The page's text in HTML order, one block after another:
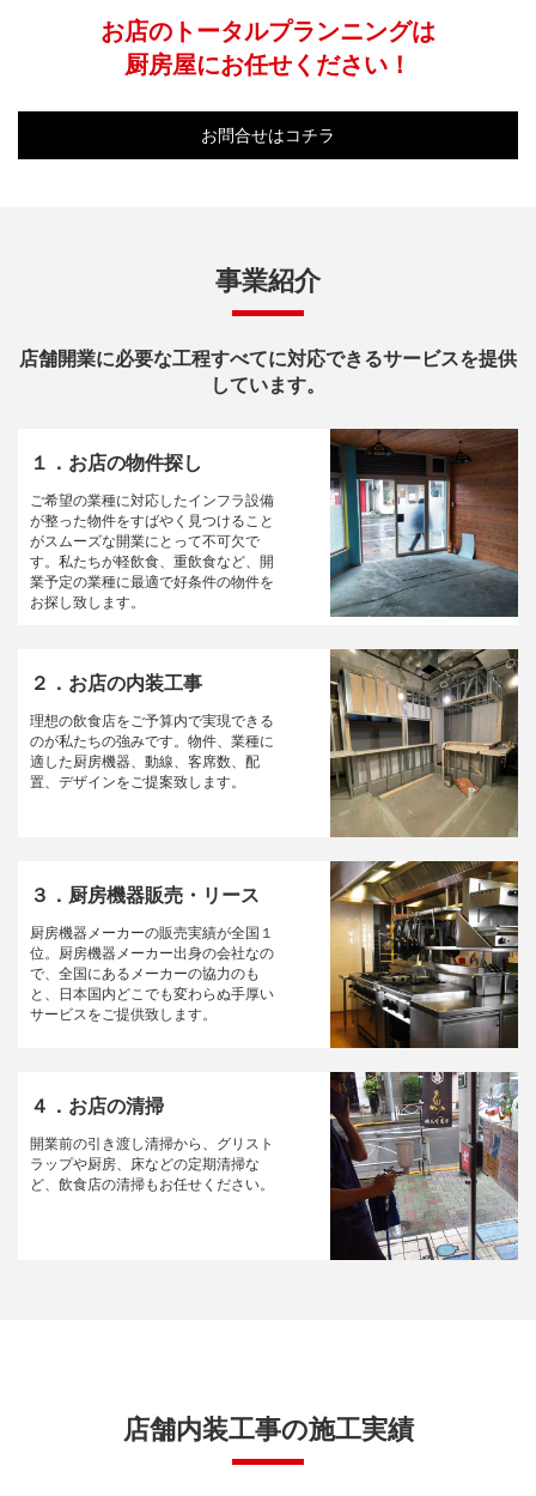
お店のトータルプランニングは
厨房屋にお任せください！
お問合せはコチラ
事業紹介
店舗開業に必要な工程すべてに対応できるサービスを提供
しています。
１．お店の物件探し
ご希望の業種に対応したインフラ設備
が整った物件をすばやく見つけること
がスムーズな開業にとって不可欠で
す。私たちが軽飲食、重飲食など、開
業予定の業種に最適で好条件の物件を
お探し致します。
２．お店の内装工事
理想の飲食店をご予算内で実現できる
のが私たちの強みです。物件、業種に
適した厨房機器、動線、客席数、配
置、デザインをご提案致します。
３．厨房機器販売・リース
厨房機器メーカーの販売実績が全国１
位。厨房機器メーカー出身の会社なの
で、全国にあるメーカーの協力のも
と、日本国内どこでも変わらぬ手厚い
サービスをご提供致します。
４．お店の清掃
開業前の引き渡し清掃から、グリスト
ラップや厨房、床などの定期清掃な
ど、飲食店の清掃もお任せください。
店舗内装工事の施工実績